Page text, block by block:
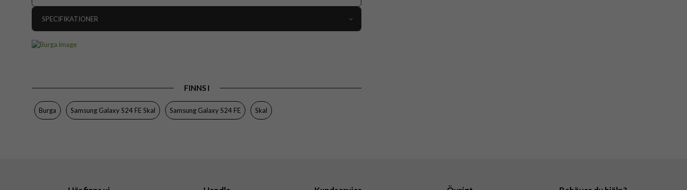
SPECIFIKATIONER
Färg
Flerfärgad
Material
Hårdplast (PC), Mjukplast (TPU)
Varumärke
FINNS I
Burga Samsung Galaxy S24 FE Skal Samsung Galaxy S24 FE Skal